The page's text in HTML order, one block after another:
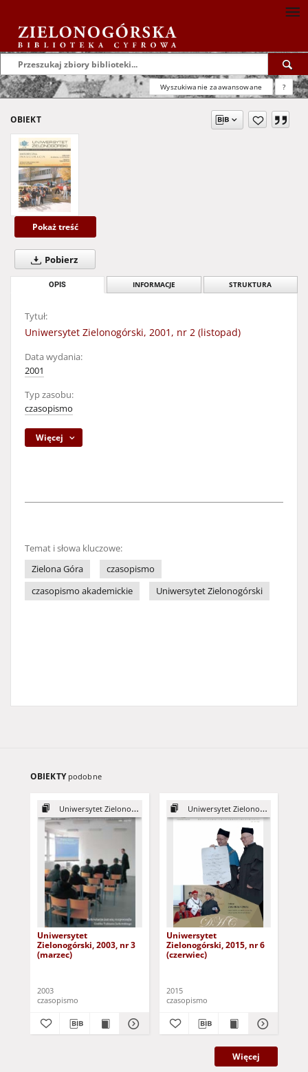
Wyszukiwanie zaawansowane ?
OBIEKT
Pokaż treść
Pobierz
OPIS INFORMACJE STRUKTURA
Tytuł:
Uniwersytet Zielonogórski, 2001, nr 2 (listopad)
Data wydania:
2001
Typ zasobu:
czasopismo
Więcej
Temat i słowa kluczowe:
Zielona Góra
czasopismo
czasopismo akademickie
Uniwersytet Zielonogórski
OBIEKTY podobne
Uniwersytet Zielonogórski, 2003
Uniwersytet
Zielonogórski, 2003, nr 3
(marzec)
2003
czasopismo
Uniwersytet Zielonogórski, 2015
Uniwersytet
Zielonogórski, 2015, nr 6
(czerwiec)
2015
czasopismo
Więcej